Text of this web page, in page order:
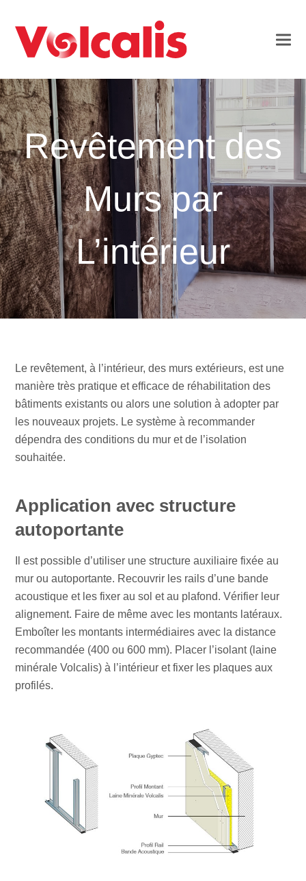
Revêtement des
Murs par
L’intérieur
Le revêtement, à l’intérieur, des murs extérieurs, est une
manière très pratique et efficace de réhabilitation des
bâtiments existants ou alors une solution à adopter par
les nouveaux projets. Le système à recommander
dépendra des conditions du mur et de l’isolation
souhaitée.
Application avec structure
autoportante
Il est possible d’utiliser une structure auxiliaire fixée au
mur ou autoportante. Recouvrir les rails d’une bande
acoustique et les fixer au sol et au plafond. Vérifier leur
alignement. Faire de même avec les montants latéraux.
Emboîter les montants intermédiaires avec la distance
recommandée (400 ou 600 mm). Placer l’isolant (laine
minérale Volcalis) à l’intérieur et fixer les plaques aux
profilés.